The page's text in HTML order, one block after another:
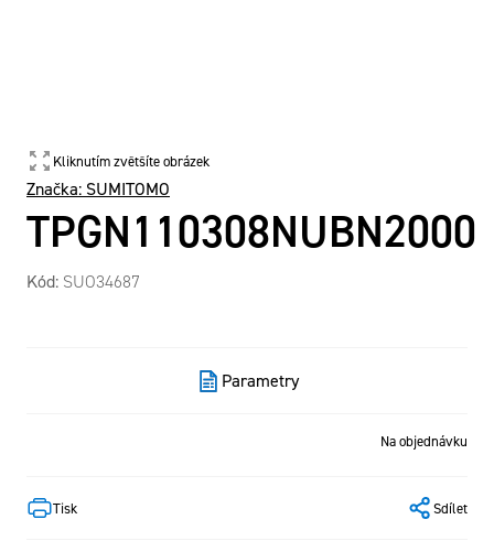
Kliknutím zvětšíte obrázek
TPGN110308NUBN2000
Značka: SUMITOMO
Kód: SUO34687
Tisk Sdílet
Na objednávku
Parametry